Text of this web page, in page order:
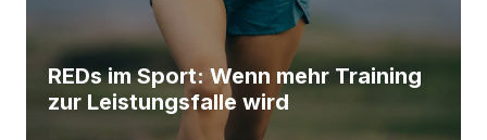
REDs im Sport: Wenn mehr Training
zur Leistungsfalle wird